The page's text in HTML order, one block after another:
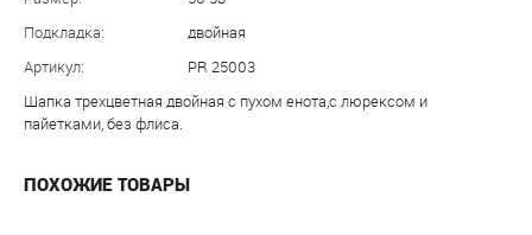
Подкладка:
двойная
Артикул:
PR 25003
Шапка трехцветная двойная с пухом енота,с люрексом и
пайетками, без флиса.
ПОХОЖИЕ ТОВАРЫ